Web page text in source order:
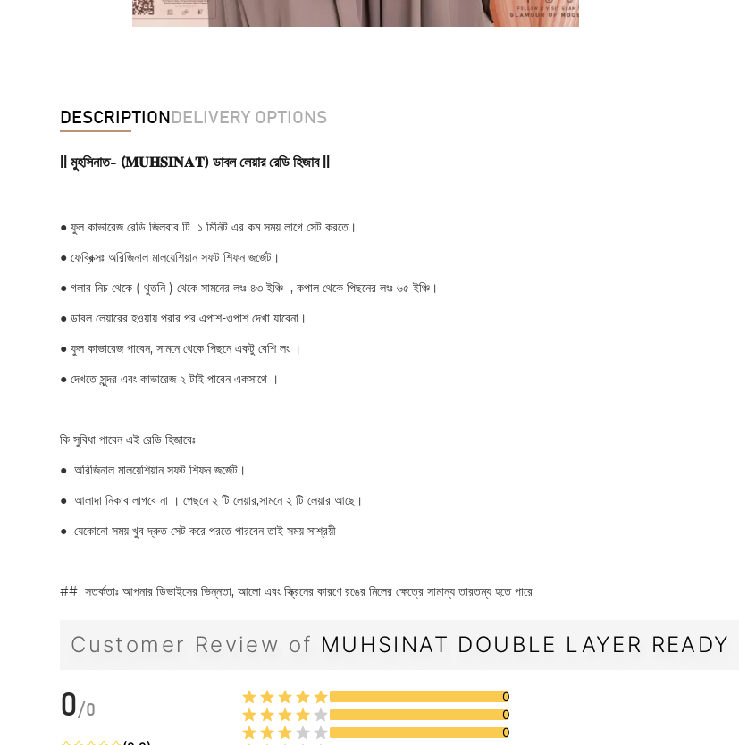
DESCRIPTION DELIVERY OPTIONS
|| মুহসিনাত- (𝐌𝐔𝐇𝐒𝐈𝐍𝐀𝐓) ডাবল লেয়ার রেডি হিজাব ||
● ফুল কাভারেজ রেডি জিলবাব টি ১ মিনিট এর কম সময় লাগে সেট করতে।
● ফেব্রিক্সঃ অরিজিনাল মালয়েশিয়ান সফট শিফন জর্জেট।
● গলার নিচ থেকে ( থুতনি ) থেকে সামনের লংঃ ৪৩ ইঞ্চি , কপাল থেকে পিছনের লংঃ ৬৫ ইঞ্চি।
● ডাবল লেয়ারের হওয়ায় পরার পর এপাশ-ওপাশ দেখা যাবেনা।
● ফুল কাভারেজ পাবেন, সামনে থেকে পিছনে একটু বেশি লং ।
● দেখতে সুন্দর এবং কাভারেজ ২ টাই পাবেন একসাথে ।
কি সুবিধা পাবেন এই রেডি হিজাবেঃ
● অরিজিনাল মালয়েশিয়ান সফট শিফন জর্জেট।
● আলাদা নিকাব লাগবে না । পেছনে ২ টি লেয়ার,সামনে ২ টি লেয়ার আছে।
● যেকোনো সময় খুব দ্রুত সেট করে পরতে পারবেন তাই সময় সাশ্রয়ী
## সতর্কতাঃ আপনার ডিভাইসের ভিন্নতা, আলো এবং স্ক্রিনের কারণে রঙের মিলের ক্ষেত্রে সামান্য তারতম্য হতে পারে
Customer Review of MUHSINAT DOUBLE LAYER
0/0
0
0
0